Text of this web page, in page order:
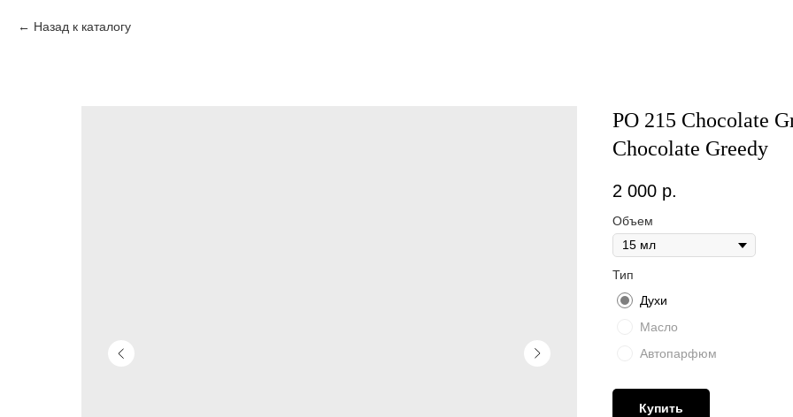
Назад к каталогу
PO 215 Chocolate
Chocolate Greedy
2 000 р.
Объем
Тип
Духи
Масло
Автопарфюм
Купить